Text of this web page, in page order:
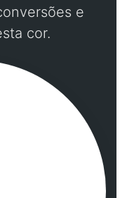
e
cor.